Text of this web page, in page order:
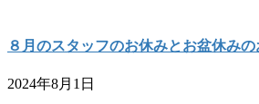
８月のスタッフのお休みとお盆休みの
2024年8月1日